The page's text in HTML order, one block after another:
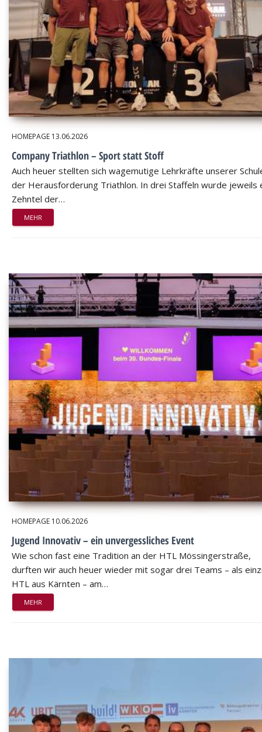
HOMEPAGE 13.06.2026
Company Triathlon – Sport statt Stoff
Auch heuer stellten sich wagemutige Lehrkräfte unserer
der Herausforderung Triathlon. In drei Staffeln wurde jeweils
Zehntel der…
MEHR
HOMEPAGE 10.06.2026
Jugend Innovativ – ein unvergessliches Event
Wie schon fast eine Tradition an der HTL Mössingerstraße,
durften wir auch heuer wieder mit sogar drei Teams – als
HTL aus Kärnten – am…
MEHR